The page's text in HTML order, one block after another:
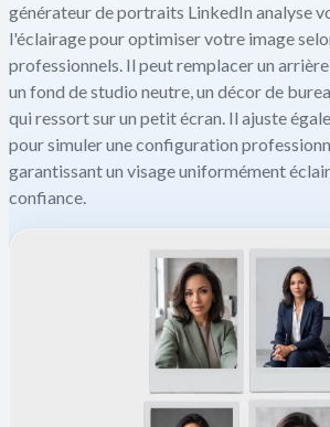
générateur de portraits LinkedIn analyse
l'éclairage pour optimiser votre image
professionnels. Il peut remplacer un
un fond de studio neutre, un décor de
qui ressort sur un petit écran. Il ajuste
pour simuler une configuration
garantissant un visage uniformément
confiance.